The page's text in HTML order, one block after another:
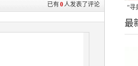
已有0人发表了评论 “寻
题
最